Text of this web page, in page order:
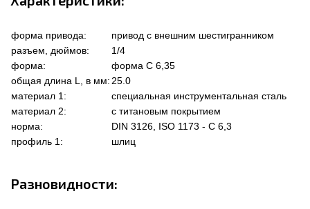
форма привода:
привод с внешним шестигранником
разъем, дюймов:
1/4
форма:
форма C 6,35
общая длина L, в мм: 25.0
материал 1:
специальная инструментальная сталь
материал 2:
с титановым покрытием
норма:
DIN 3126, ISO 1173 - C 6,3
профиль 1:
шлиц
Разновидности: